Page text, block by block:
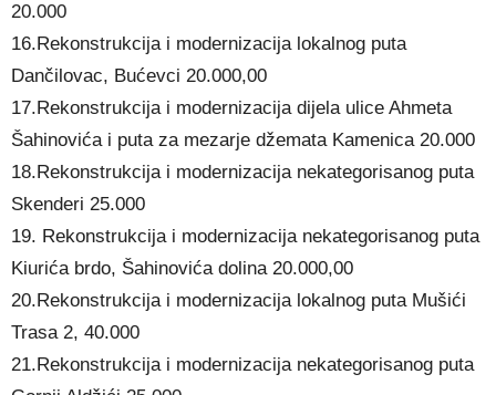
20.000
16.Rekonstrukcija i modernizacija lokalnog puta
Dančilovac, Bućevci 20.000,00
17.Rekonstrukcija i modernizacija dijela ulice Ahmeta
Šahinovića i puta za mezarje džemata Kamenica 20.000
18.Rekonstrukcija i modernizacija nekategorisanog puta
Skenderi 25.000
19. Rekonstrukcija i modernizacija nekategorisanog puta
Kiurića brdo, Šahinovića dolina 20.000,00
20.Rekonstrukcija i modernizacija lokalnog puta Mušići
Trasa 2, 40.000
21.Rekonstrukcija i modernizacija nekategorisanog puta